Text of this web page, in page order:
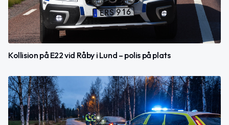
Kollision på E22 vid Råby i Lund – polis på plats